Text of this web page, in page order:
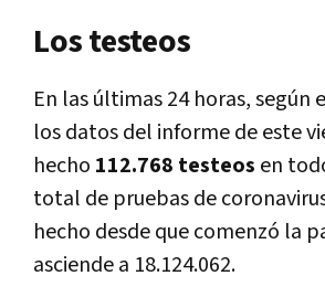
Los testeos
En las últimas 24 horas, según
los datos del informe de este
hecho 112.768 testeos en
total de pruebas de
hecho desde que comenzó la
asciende a 18.124.062.